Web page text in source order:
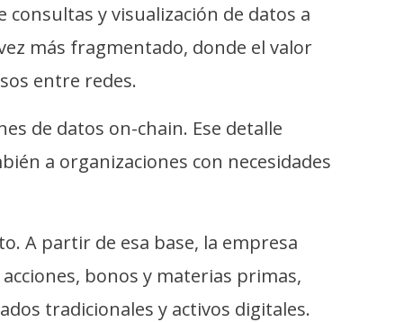
y visualización de datos a
más fragmentado, donde el valor
entre redes.
de datos on-chain. Ese detalle
a organizaciones con necesidades
A partir de esa base, la empresa
bonos y materias primas,
tradicionales y activos digitales.